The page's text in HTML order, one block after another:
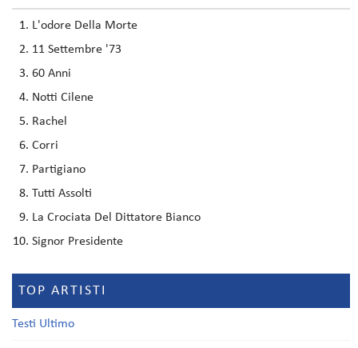
L'odore Della Morte
11 Settembre '73
60 Anni
Notti Cilene
Rachel
Corri
Partigiano
Tutti Assolti
La Crociata Del Dittatore Bianco
Signor Presidente
TOP ARTISTI
Testi Ultimo